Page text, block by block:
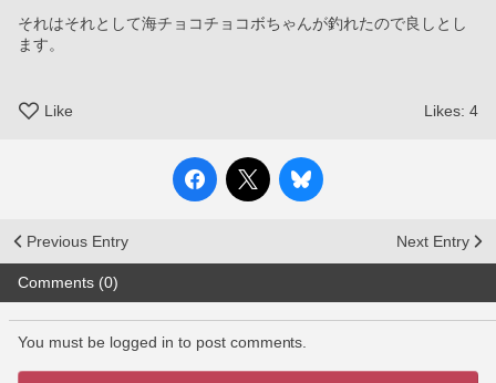
それはそれとして海チョコチョコボちゃんが釣れたので良しとし
ます。
Like Likes: 4
Previous Entry Next Entry
Comments (0)
You must be logged in to post comments.